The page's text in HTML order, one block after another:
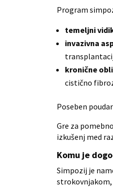
Program
temeljni
invazivna
kronične
cistično
Poseben
Gre za
izkušenj med
Komu je
Simpozij je
strokovnjakom,